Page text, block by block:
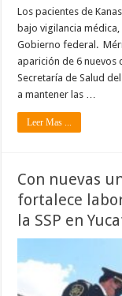
Los pacientes de
bajo vigilancia
Gobierno federal.
aparición de 6 nuevos
Secretaría de Salud
a mantener las …
Leer Mas ...
Con nuevas
fortalece
la SSP en